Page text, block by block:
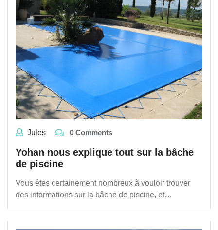
Jules 0 Comments
Yohan nous explique tout sur la bâche
de piscine
Vous êtes certainement nombreux à vouloir trouver
des informations sur la bâche de piscine, et…